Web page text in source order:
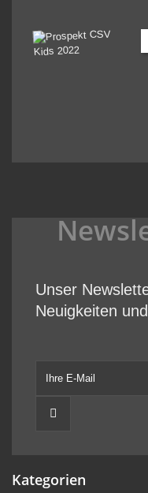
Unser
Neuigkeiten
Kategorien